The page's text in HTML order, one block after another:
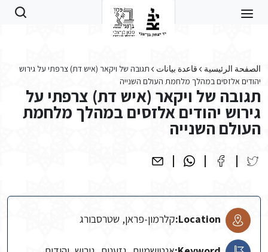
الصفحة الرئيسية قاعدة بيانات
תגובה של ויקאר (איש דת) צרפתי על גירוש
יהודים אלזסים במהלך מלחמת העולם השנייה
תגובה של ויקאר (איש דת) צרפתי על
גירוש יהודים אלזסים במהלך מלחמת
העולם השנייה
Location: קלרמון-פראן, שטרסבורג